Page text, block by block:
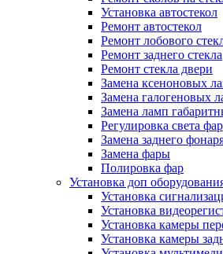
Установка автостекол
Ремонт автостекол
Ремонт лобового
Ремонт заднего стекла
Ремонт стекла двери
Замена ксеноновых
Замена галогеновых
Замена ламп
Регулировка света фар
Замена заднего
Замена фары
Полировка фар
Установка доп
Установка
Установка
Установка камеры
Установка камеры